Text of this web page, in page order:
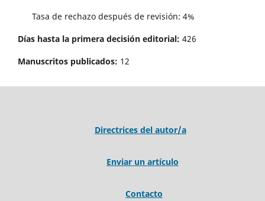
Tasa de rechazo después de revisión: 4%
Días hasta la primera decisión editorial: 426
Manuscritos publicados: 12
Directrices del autor/a
Enviar un artículo
Contacto